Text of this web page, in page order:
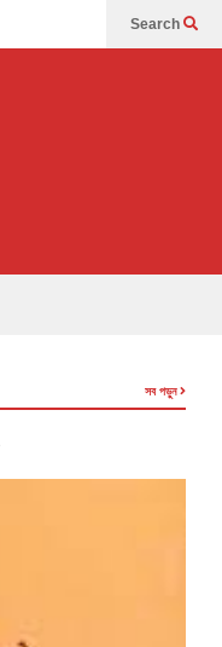
Search
সব পড়ুন